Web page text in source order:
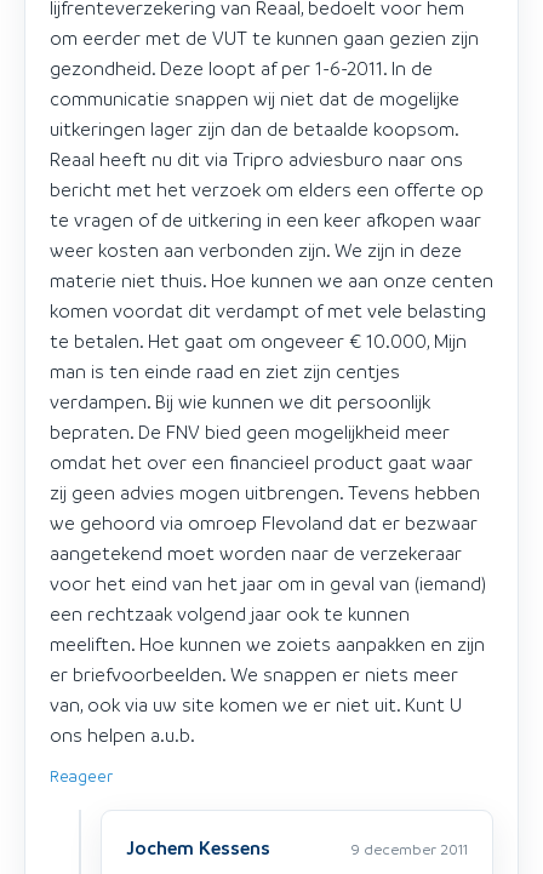
lijfrenteverzekering van Reaal, bedoelt voor hem
om eerder met de VUT te kunnen gaan gezien zijn
gezondheid. Deze loopt af per 1-6-2011. In de
communicatie snappen wij niet dat de mogelijke
uitkeringen lager zijn dan de betaalde koopsom.
Reaal heeft nu dit via Tripro adviesburo naar ons
bericht met het verzoek om elders een offerte op
te vragen of de uitkering in een keer afkopen waar
weer kosten aan verbonden zijn. We zijn in deze
materie niet thuis. Hoe kunnen we aan onze centen
komen voordat dit verdampt of met vele belasting
te betalen. Het gaat om ongeveer € 10.000, Mijn
man is ten einde raad en ziet zijn centjes
verdampen. Bij wie kunnen we dit persoonlijk
bepraten. De FNV bied geen mogelijkheid meer
omdat het over een financieel product gaat waar
zij geen advies mogen uitbrengen. Tevens hebben
we gehoord via omroep Flevoland dat er bezwaar
aangetekend moet worden naar de verzekeraar
voor het eind van het jaar om in geval van (iemand)
een rechtzaak volgend jaar ook te kunnen
meeliften. Hoe kunnen we zoiets aanpakken en zijn
er briefvoorbeelden. We snappen er niets meer
van, ook via uw site komen we er niet uit. Kunt U
ons helpen a.u.b.
Reageer
Jochem Kessens 9 december 2011